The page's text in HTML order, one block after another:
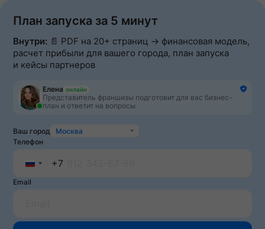
План запуска за 5 минут
Внутри: 📄 PDF на 20+ страниц → финансовая модель,
расчет прибыли для вашего города, план запуска
и кейсы партнеров
Елена онлайн
Представитель франшизы подготовит для вас бизнес-
план и ответит на вопросы
Ваш город
Москва
Телефон
+7
Email